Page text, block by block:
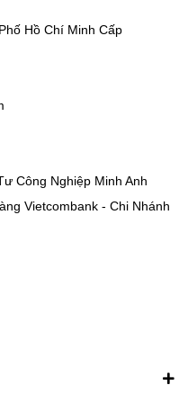
Sử Dụng Phổ
dịch hóa chất trong sản
và nhanh chóng
bột màu và chất phụ gia.
v.v.
Hồ Chí Minh Cấp
Công Nghiệp Minh Anh
Vietcombank - Chi Nhánh